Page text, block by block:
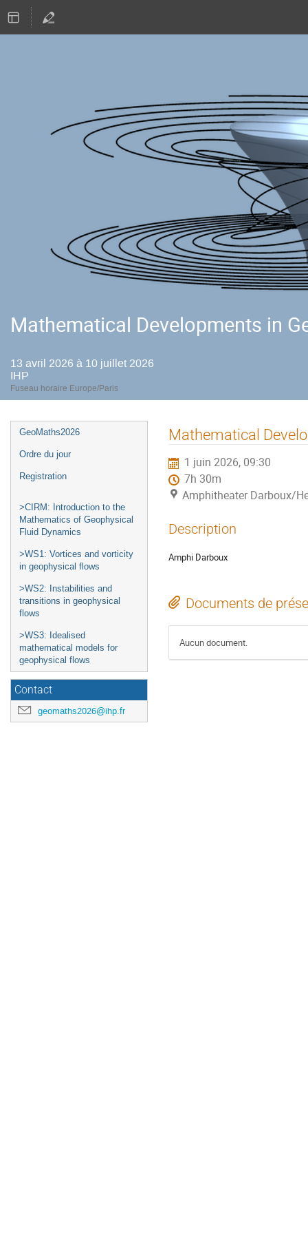
Mathematical Developments in
13 avril 2026 à 10 juillet 2026
IHP
Fuseau horaire Europe/Paris
Menu
de
GeoMaths2026
Ordre du jour
Registration
>CIRM: Introduction to the
Mathematics of Geophysical
Fluid Dynamics
>WS1: Vortices and vorticity
in geophysical flows
>WS2: Instabilities and
transitions in geophysical
flows
>WS3: Idealised
mathematical models for
geophysical flows
Contact
geomaths2026@ihp.fr
Mathematical
1 juin 2026, 09:30
7h 30m
Amphitheater Darboux/
Description
Amphi Darboux
Documents de
Aucun document.